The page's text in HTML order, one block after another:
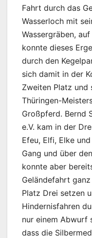
Fahrt durch das
Wasserloch mit
Wassergräben,
konnte dieses
durch den
sich damit in der
Zweiten Platz und
Thüringen-
Großpferd. Bernd
e.V. kam in der
Efeu, Elfi, Elke
Gang und über
konnte aber
Geländefahrt
Platz Drei setzen
Hindernisfahren
nur einem Abwurf
dass die